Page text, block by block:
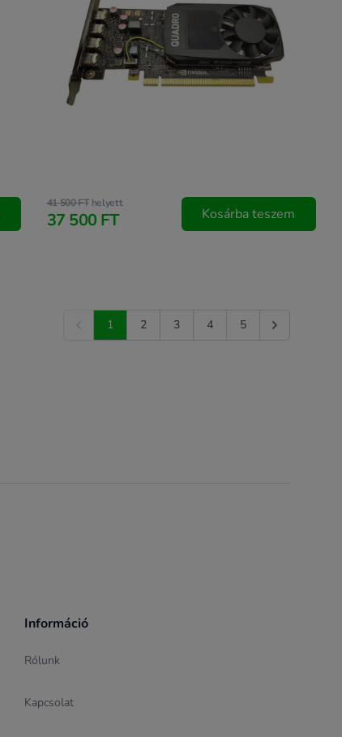
41 500 FThelyett
37 500 FT Kosárba teszem
1 2 3 4 5
Információ
Rólunk
Kapcsolat